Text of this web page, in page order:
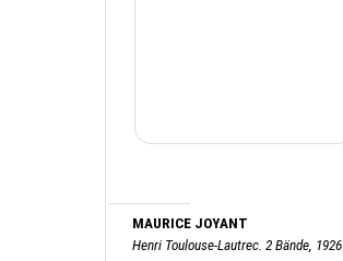
MAURICE JOYANT
Henri Toulouse-Lautrec. 2 Bände, 1926